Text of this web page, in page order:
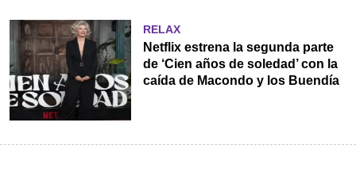
RELAX
Netflix estrena la segunda parte
de ‘Cien años de soledad’ con la
caída de Macondo y los Buendía